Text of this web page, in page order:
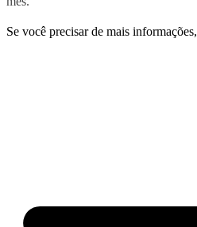
Se você precisar de mais informações,